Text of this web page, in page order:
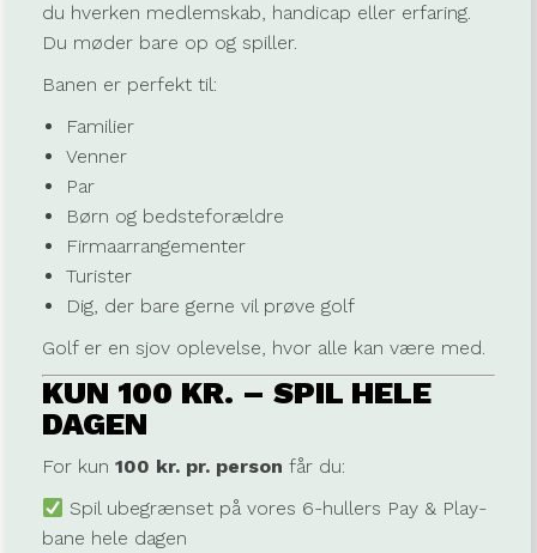
du hverken medlemskab, handicap eller erfaring.
Du møder bare op og spiller.
Banen er perfekt til:
Familier
Venner
Par
Børn og bedsteforældre
Firmaarrangementer
Turister
Dig, der bare gerne vil prøve golf
Golf er en sjov oplevelse, hvor alle kan være med.
KUN 100 KR. – SPIL HELE
DAGEN
For kun 100 kr. pr. person får du:
Spil ubegrænset på vores 6-hullers Pay & Play-
bane hele dagen